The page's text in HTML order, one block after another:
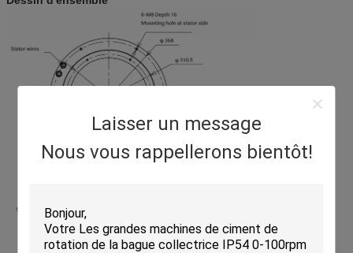
Laisser un message
Nous vous rappellerons bientôt!